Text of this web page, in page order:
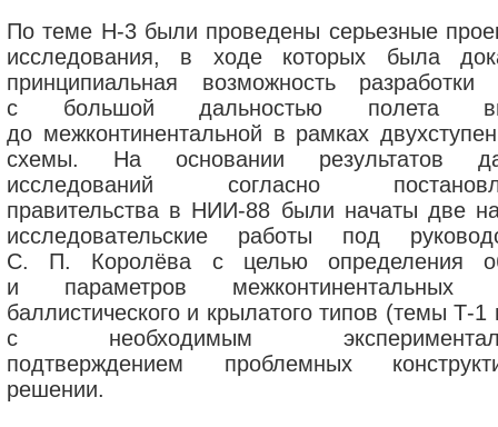
По теме Н-3 были проведены серьезные
исследования, в ходе которых была
принципиальная возможность разработки
с большой дальностью полета
до межконтинентальной в рамках
схемы. На основании результатов
исследований согласно
правительства в НИИ-88 были начаты две
исследовательские работы под
С. П. Королёва с целью определения
и параметров межконтинентальных
баллистического и крылатого типов (темы Т-1
с необходимым
подтверждением проблемных
решении.